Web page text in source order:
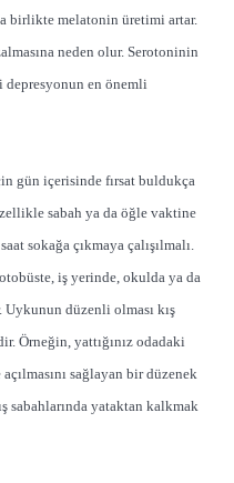
birlikte melatonin üretimi artar.
neden olur. Serotoninin
depresyonun en önemli
gün içerisinde fırsat buldukça
sabah ya da öğle vaktine
sokağa çıkmaya çalışılmalı.
iş yerinde, okulda ya da
düzenli olması kış
Örneğin, yattığınız odadaki
sağlayan bir düzenek
sabahlarında yataktan kalkmak